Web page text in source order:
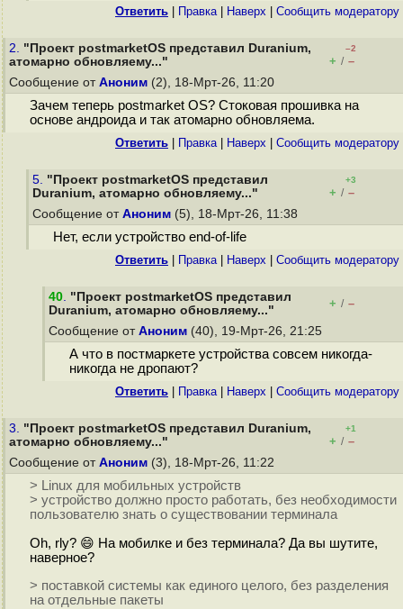
Ответить Правка| Наверх Cообщить модератору
2. "Проект postmarketOS представил Duranium,
атомарно обновляему..."
–2
+ / –
Сообщение от Аноним (2), 18-Мрт-26, 11:20
Зачем теперь postmarket OS? Стоковая прошивка на
основе андроида и так атомарно обновляема.
Ответить Правка| Наверх Cообщить модератору
5. "Проект postmarketOS представил
Duranium, атомарно обновляему..."
+3
+ / –
Сообщение от Аноним (5), 18-Мрт-26, 11:38
Нет, если устройство end-of-life
Ответить Правка| Наверх Cообщить модератору
40. "Проект postmarketOS представил
Duranium, атомарно обновляему..."
+ / –
Сообщение от Аноним (40), 19-Мрт-26, 21:25
А что в постмаркете устройства совсем никогда-
никогда не дропают?
Ответить Правка| Наверх Cообщить модератору
3. "Проект postmarketOS представил Duranium,
атомарно обновляему..."
+1
+ / –
Сообщение от Аноним (3), 18-Мрт-26, 11:22
> Linux для мобильных устройств
> устройство должно просто работать, без необходимости
пользователю знать о существовании терминала
Oh, rly? 😄 На мобилке и без терминала? Да вы шутите,
наверное?
> поставкой системы как единого целого, без разделения
на отдельные пакеты